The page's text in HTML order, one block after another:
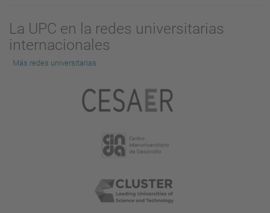
La UPC en la redes universitarias
internacionales
Más redes universitarias